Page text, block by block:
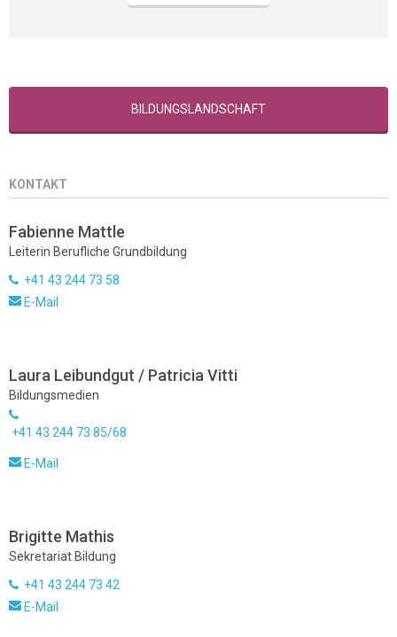
BILDUNGSLANDSCHAFT
KONTAKT
Fabienne Mattle
Leiterin Berufliche Grundbildung
+41 43 244 73 58
E-Mail
Laura Leibundgut / Patricia Vitti
Bildungsmedien
+41 43 244 73 85/68
E-Mail
Brigitte Mathis
Sekretariat Bildung
+41 43 244 73 42
E-Mail